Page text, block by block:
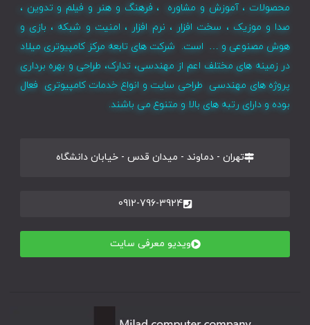
محصولات ، آموزش و مشاوره ، فرهنگ و هنر و فیلم و تدوین ،
صدا و موزیک ، سخت افزار ، نرم افزار ، امنیت و شبکه ، بازی و
هوش مصنوعی و … است. شرکت های تابعه مرکز کامپیوتری میلاد
در زمینه های مختلف اعم از مهندسی، تدارک، طراحی و بهره برداری
پروژه های مهندسی طراحی سایت و انواع خدمات کامپیوتری فعال
بوده و دارای رتبه های بالا و متنوع می باشند.
تهران - دماوند - میدان قدس - خیابان دانشگاه
0912-796-3924
ویدیو معرفی سایت